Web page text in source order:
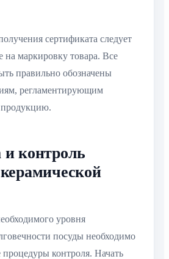
сертификата следует
на маркировку товара. Все
правильно обозначены
регламентирующим
контроль
уровня
посуды необходимо
процедуры контроля. Начать